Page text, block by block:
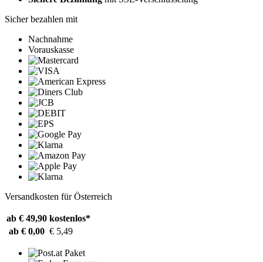
Sicher bezahlen mit
Nachnahme
Vorauskasse
Versandkosten für Österreich
ab € 49,90 kostenlos*
ab € 0,00 € 5,49